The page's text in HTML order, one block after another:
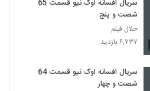
سریال افسانه اوک نیو قسمت 65
شصت و پنج
حلال فیلم
۶,۷۳۷ بازدید
سریال افسانه اوک نیو قسمت 64
شصت و چهار